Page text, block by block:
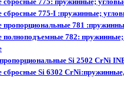
775-I :пружинные;
781
полноподъемные 782:
Si 2502 CrNi
сбросные Si 6302